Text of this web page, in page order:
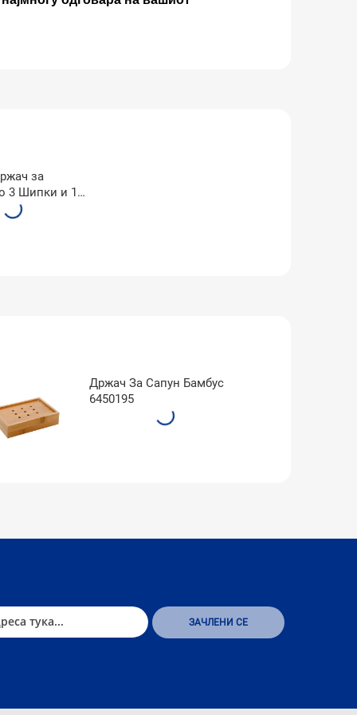
за
3 Шипки и 1
Бела
Држач За Сапун Бамбус
6450195